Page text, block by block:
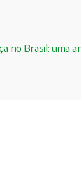
no Brasil: uma